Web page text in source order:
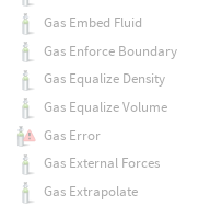
Gas Embed Fluid
Gas Enforce Boundary
Gas Equalize Density
Gas Equalize Volume
Gas Error
Gas External Forces
Gas Extrapolate